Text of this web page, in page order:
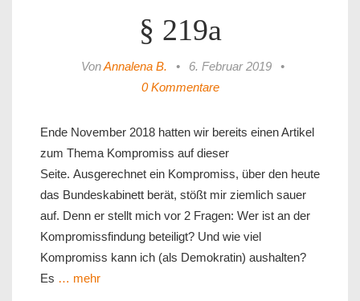
§ 219a
VonAnnalena B. • 6. Februar 2019
•
0 Kommentare
Ende November 2018 hatten wir bereits einen Artikel
zum Thema Kompromiss auf dieser
Seite. Ausgerechnet ein Kompromiss, über den heute
das Bundeskabinett berät, stößt mir ziemlich sauer
auf. Denn er stellt mich vor 2 Fragen: Wer ist an der
Kompromissfindung beteiligt? Und wie viel
Kompromiss kann ich (als Demokratin) aushalten?
Es … mehr